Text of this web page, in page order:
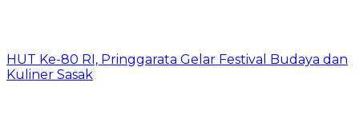
HUT Ke-80 RI, Pringgarata Gelar Festival Budaya dan
Kuliner Sasak